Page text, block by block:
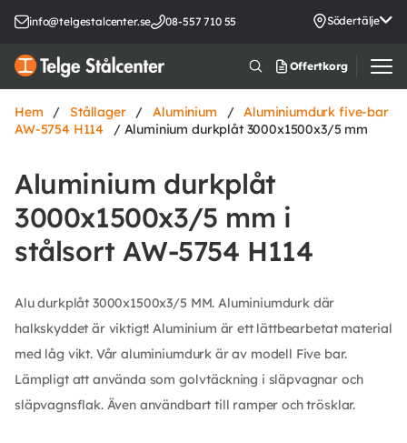
info@telgestalcenter.se 08-557 710 55 Södertälje
Offertkorg
Hem / Stållager / Aluminium /
Aluminiumdurk five-bar
AW-5754 H114
/ Aluminium durkplåt 3000x1500x3/5 mm
Aluminium durkplåt
3000x1500x3/5 mm i
stålsort AW-5754 H114
Alu durkplåt 3000x1500x3/5 MM. Aluminiumdurk där
halkskyddet är viktigt! Aluminium är ett lättbearbetat material
med låg vikt. Vår aluminiumdurk är av modell Five bar.
Lämpligt att använda som golvtäckning i släpvagnar och
släpvagnsflak. Även användbart till ramper och trösklar.